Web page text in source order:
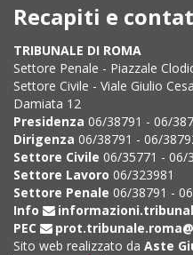
Recapiti e
TRIBUNALE DI ROMA
Settore Penale - Piazzale
Settore Civile - Viale Giulio
Damiata 12
Presidenza 06/38791 - 06/
Dirigenza 06/38791 - 06/
Settore Civile 06/35771 - 06/
Settore Lavoro 06/323981
Settore Penale 06/38791 -
Info
PEC
Sito web realizzato da Aste